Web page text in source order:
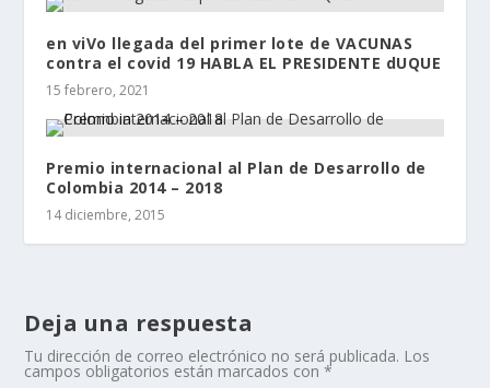
en viVo llegada del primer lote de VACUNAS
contra el covid 19 HABLA EL PRESIDENTE dUQUE
15 febrero, 2021
Premio internacional al Plan de Desarrollo de
Colombia 2014 – 2018
14 diciembre, 2015
Deja una respuesta
Tu dirección de correo electrónico no será publicada. Los
campos obligatorios están marcados con*